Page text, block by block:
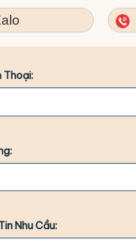
Thoại:
Nhu Cầu: